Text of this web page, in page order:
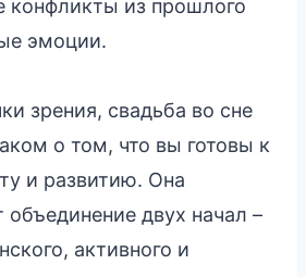
конфликты из прошлого
эмоции.
зрения, свадьба во сне
о том, что вы готовы к
и развитию. Она
двух начал –
активного и